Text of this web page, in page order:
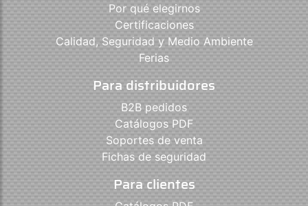
Por qué elegirnos
Certificaciones
Calidad, Seguridad y Medio Ambiente
Ferias
Para distribuidores
B2B pedidos
Catálogos PDF
Soportes de venta
Fichas de seguridad
Para clientes